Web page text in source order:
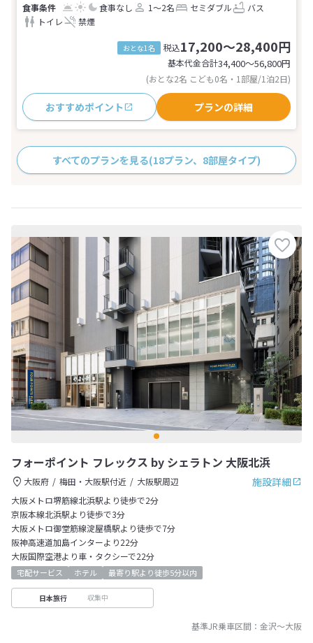
食事なし 1～2名 セミダブル
バス
トイレ
禁煙
おとな1名 税込17,200～28,400円
基本代金合計34,400〜56,800円
(おとな2名 こども0名・1部屋/1泊2日)
おすすめポイント プランの詳細
すべてのプランを見る(18プラン、8部屋タイプ)
フォーポイント フレックス by シェラトン 大阪北浜
施設詳細
大阪府 梅田・大阪駅付近
大阪駅周辺
大阪メトロ堺筋線北浜駅より徒歩で2分
京阪本線北浜駅より徒歩で3分
大阪メトロ御堂筋線淀屋橋駅より徒歩で7分
阪神高速道加島インターより22分
大阪国際空港より車・タクシーで22分
宅配サービス ホテル 最寄り駅より徒歩5分以内
日本旅行 収集中
基準JR乗車区間： 金沢～大阪